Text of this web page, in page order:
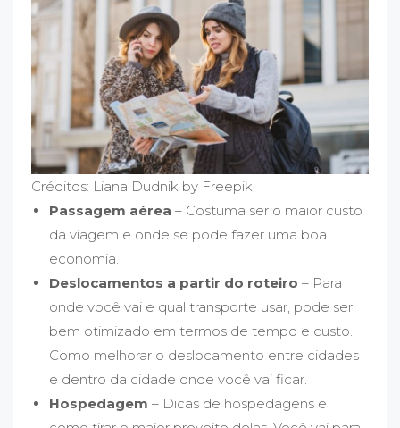
Créditos: Liana Dudnik by Freepik
Passagem aérea – Costuma ser o maior custo
da viagem e onde se pode fazer uma boa
economia.
Deslocamentos a partir do roteiro – Para
onde você vai e qual transporte usar, pode ser
bem otimizado em termos de tempo e custo.
Como melhorar o deslocamento entre cidades
e dentro da cidade onde você vai ficar.
Hospedagem – Dicas de hospedagens e